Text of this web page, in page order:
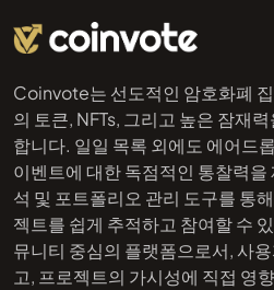
Coinvote는 선도적인 암호화폐
의 토큰, NFTs, 그리고 높은 잠재
합니다. 일일 목록 외에도 에어드
이벤트에 대한 독점적인 통찰력
석 및 포트폴리오 관리 도구를 통
젝트를 쉽게 추적하고 참여할 수
뮤니티 중심의 플랫폼으로서, 사
고, 프로젝트의 가시성에 직접 영